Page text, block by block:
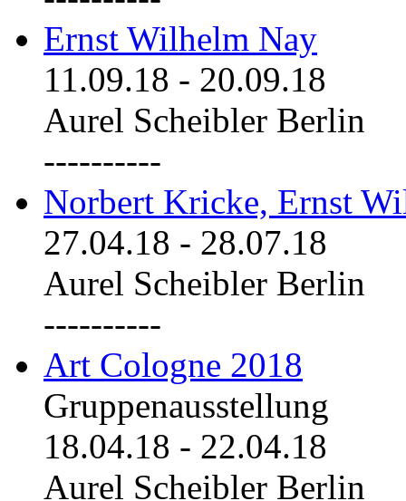
Ernst Wilhelm Nay
11.09.18 - 20.09.18
Aurel Scheibler Berlin
----------
Norbert Kricke, Ernst
27.04.18 - 28.07.18
Aurel Scheibler Berlin
----------
Art Cologne 2018
Gruppenausstellung
18.04.18 - 22.04.18
Aurel Scheibler Berlin